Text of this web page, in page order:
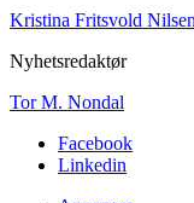
Kristina Fritsvold
Nyhetsredaktør
Tor M. Nondal
Facebook
Linkedin